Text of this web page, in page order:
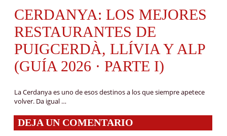
CERDANYA: LOS MEJORES
RESTAURANTES DE
PUIGCERDÀ, LLÍVIA Y ALP
(GUÍA 2026 · PARTE I)
La Cerdanya es uno de esos destinos a los que siempre apetece
volver. Da igual …
DEJA UN COMENTARIO